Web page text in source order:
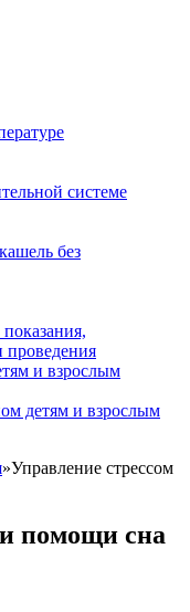
системе
без
проведения
детям и взрослым
»Управление стрессом
помощи сна